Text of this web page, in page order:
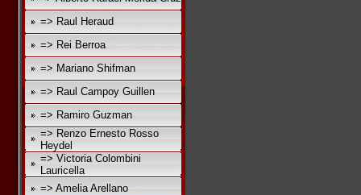
=> Raul Heraud
=> Rei Berroa
=> Mariano Shifman
=> Raul Campoy Guillen
=> Ramiro Guzman
=> Renzo Ernesto Rosso
Heydel
=> Victoria Colombini
Lauricella
=> Amelia Arellano